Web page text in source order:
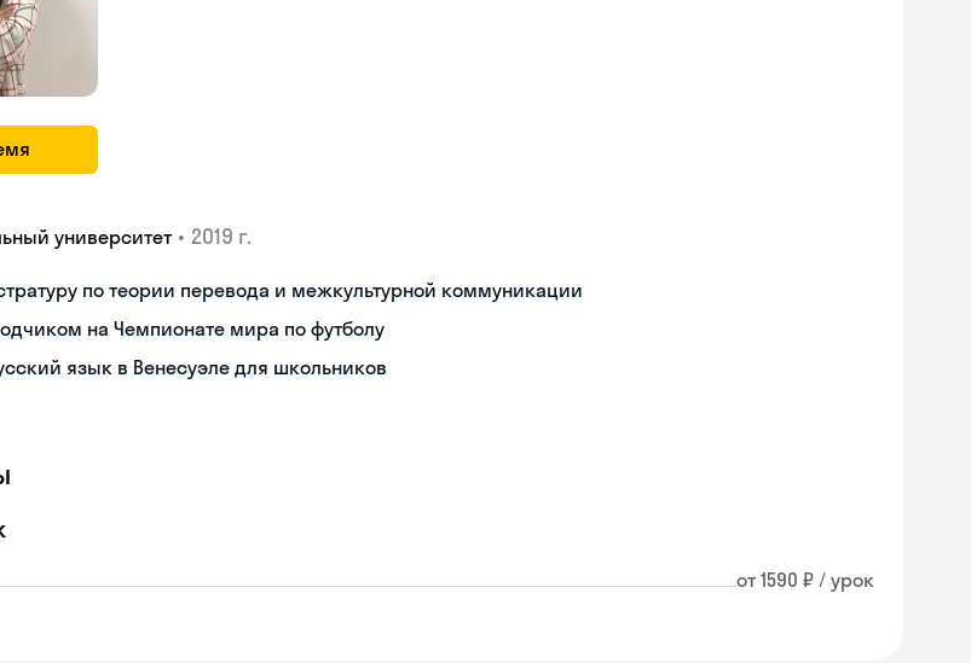
университет • 2019 г.
по теории перевода и межкультурной коммуникации
на Чемпионате мира по футболу
язык в Венесуэле для школьников
от 1590 ₽ / урок